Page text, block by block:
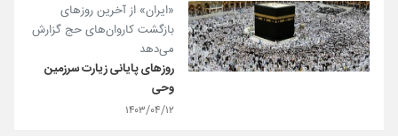
«ایران» از آخرین روزهای
بازگشت کاروان‌های حج گزارش
می‌دهد
روزهای پایانی زیارت سرزمین
وحی
۱۴۰۳/۰۴/۱۲